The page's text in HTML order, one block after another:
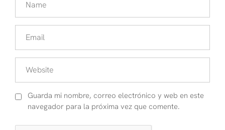
Guarda mi nombre, correo electrónico y web en este
navegador para la próxima vez que comente.